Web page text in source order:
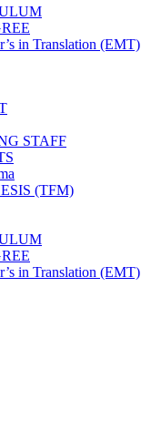
in Translation (EMT)
STAFF
(TFM)
in Translation (EMT)